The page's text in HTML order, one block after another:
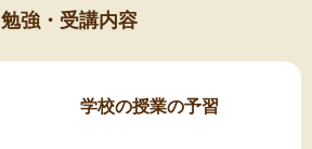
勉強・受講内容
学校の授業の予習